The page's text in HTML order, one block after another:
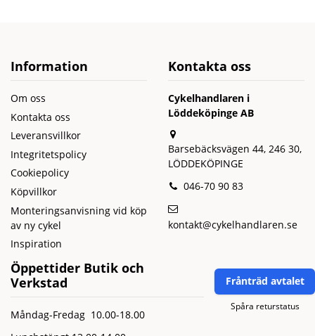
Information
Om oss
Kontakta oss
Leveransvillkor
Integritetspolicy
Cookiepolicy
Köpvillkor
Monteringsanvisning vid köp
av ny cykel
Inspiration
Kontakta oss
Cykelhandlaren i
Löddeköpinge AB
Barsebäcksvägen 44, 246 30,
LÖDDEKÖPINGE
046-70 90 83
kontakt@cykelhandlaren.se
Öppettider Butik och
Verkstad
Måndag-Fredag 10.00-18.00
Frånträd avtalet
Spåra returstatus